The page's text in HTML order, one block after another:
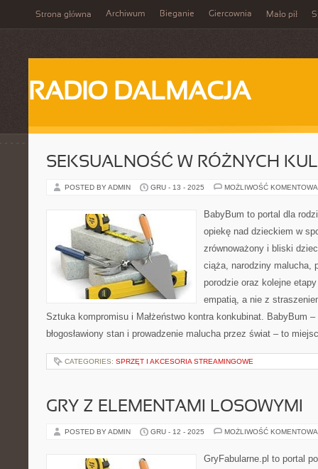
Strona główna Archiwum Bieganie Giercownia Mało pił
RADIO DALMACJA
SEKSUALNOŚĆ W RÓŻNYCH
POSTED BY ADMIN GRU - 13 - 2025 MOŻLIWOŚĆ
BabyBum to portal dla
opiekę nad dzieckiem w
zrównoważony i bliski
ciąża, narodziny malucha,
porodzie oraz kolejne
empatią, a nie z
Sztuka kompromisu i Małżeństwo kontra konkubinat. BabyBum
błogosławiony stan i prowadzenie malucha przez świat – to
CATEGORIES: SPRZĘT I AKCESORIA STREAMINGOWE
GRY Z ELEMENTAMI LOSOWYMI
POSTED BY ADMIN GRU - 12 - 2025 MOŻLIWOŚĆ
GryFabularne.pl to portal